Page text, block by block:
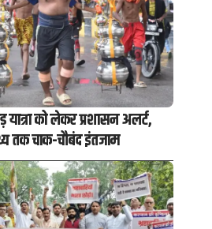
को लेकर प्रशासन अलर्ट,
तक चाक-चौबंद इंतजाम